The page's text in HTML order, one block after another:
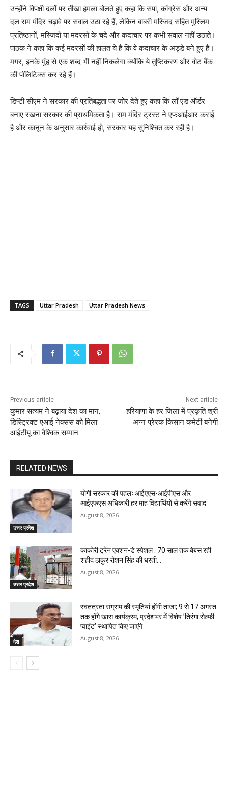
उन्होंने विपक्षी दलों पर तीखा हमला बोलते हुए कहा कि सपा, कांग्रेस और अन्य
दल राम मंदिर चढ़ावे पर सवाल उठा रहे हैं, लेकिन बाबरी मस्जिद सहित मुस्लिम
प्रतिष्ठानों, मस्जिदों या मदरसों के चंदे और कदाचार पर कभी सवाल नहीं उठाते।
पाठक ने कहा कि कई मदरसों की हालत ये है कि वे कदाचार के अड्डे बने हुए हैं।
मगर, इनके मुंह से एक शब्द भी नहीं निकलेगा क्योंकि ये तुष्टिकरण और वोट बैंक
की पॉलिटिक्स कर रहे हैं।
डिप्टी सीएम ने सरकार की प्रतिबद्धता पर जोर देते हुए कहा कि लॉ एंड ऑर्डर
बनाए रखना सरकार की प्राथमिकता है। राम मंदिर ट्रस्ट ने एफआईआर कराई
है और कानून के अनुसार कार्रवाई हो, सरकार यह सुनिश्चित कर रही है।
TAGS Uttar Pradesh Uttar Pradesh News
Previous article
कुमार सत्यम ने बढ़ाया देश का मान,
डिस्ट्रिक्ट एआई नेक्सस को मिला
आईटीयू का वैश्विक सम्मान
Next article
हरियाणा के हर जिला में प्रकृति श्री
अन्न प्रेरक किसान कमेटी बनेगी
RELATED NEWS
उत्तर प्रदेश
योगी सरकार की पहलः आईएएस-आईपीएस और
आईएफएस अधिकारी हर माह विद्यार्थियों से करेंगे संवाद
August 8, 2026
उत्तर प्रदेश
काकोरी ट्रेन एक्शन-डे स्पेशल : 70 साल तक बेबस रही
शहीद ठाकुर रोशन सिंह की धरती…
August 8, 2026
देश
स्वतंत्रता संग्राम की स्मृतियां होंगी ताजा; 9 से 17 अगस्त
तक होंगे खास कार्यक्रम, प्रदेशभर में विशेष ’तिरंगा सेल्फी
प्वाइंट’ स्थापित किए जाएंगे
August 8, 2026